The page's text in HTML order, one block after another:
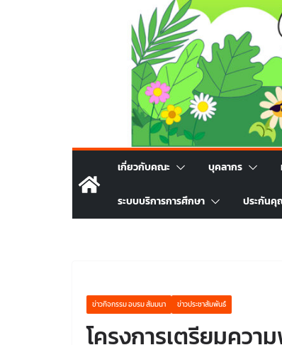
เกี่ยวกับคณะ บุคลากร
ระบบบริการการศึกษา ประกันคุ
ข่าวกิจกรรม อบรม สัมมนา ข่าวประชาสัมพันธ์
โครงการเตรียมคว